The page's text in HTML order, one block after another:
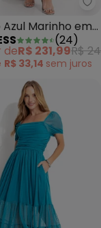
Azul
Marinho em
(24)
deR$ 231,99R$
R$ 33,14 sem juros